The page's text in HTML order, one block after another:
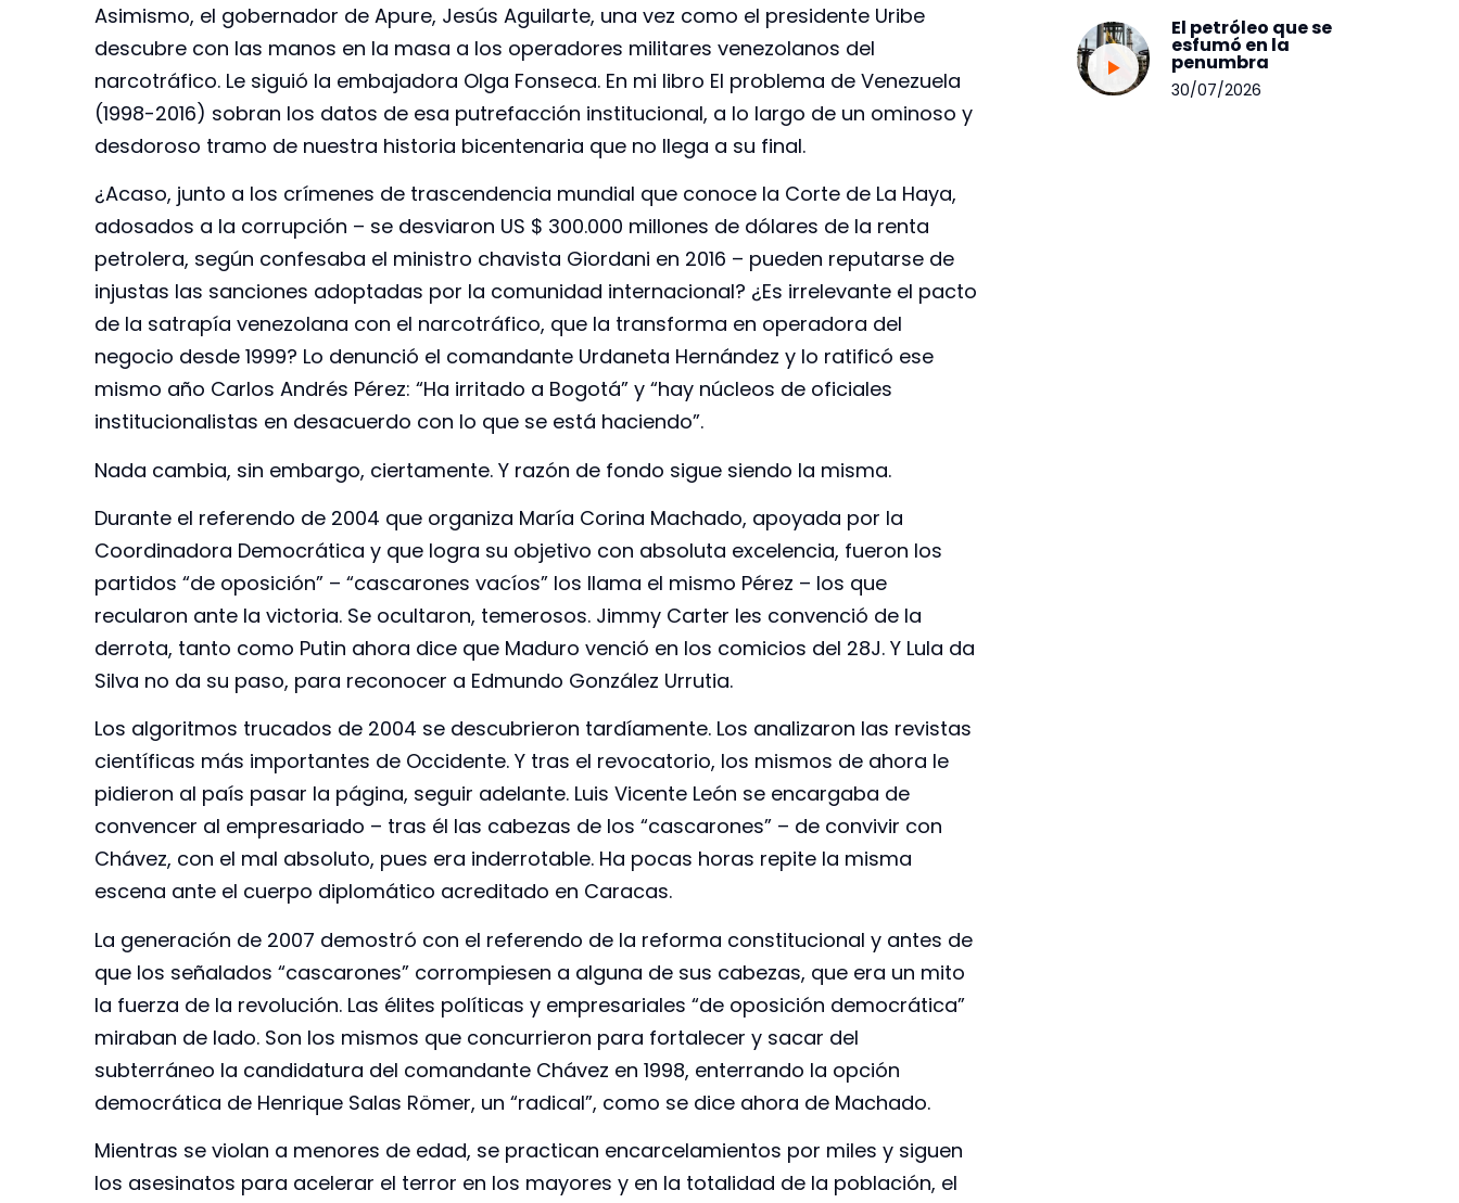
Asimismo, el gobernador de Apure, Jesús Aguilarte, una vez como el presidente Uribe
descubre con las manos en la masa a los operadores militares venezolanos del
narcotráfico. Le siguió la embajadora Olga Fonseca. En mi libro El problema de Venezuela
(1998-2016) sobran los datos de esa putrefacción institucional, a lo largo de un ominoso y
desdoroso tramo de nuestra historia bicentenaria que no llega a su final.
¿Acaso, junto a los crímenes de trascendencia mundial que conoce la Corte de La Haya,
adosados a la corrupción – se desviaron US $ 300.000 millones de dólares de la renta
petrolera, según confesaba el ministro chavista Giordani en 2016 – pueden reputarse de
injustas las sanciones adoptadas por la comunidad internacional? ¿Es irrelevante el pacto
de la satrapía venezolana con el narcotráfico, que la transforma en operadora del
negocio desde 1999? Lo denunció el comandante Urdaneta Hernández y lo ratificó ese
mismo año Carlos Andrés Pérez: “Ha irritado a Bogotá” y “hay núcleos de oficiales
institucionalistas en desacuerdo con lo que se está haciendo”.
Nada cambia, sin embargo, ciertamente. Y razón de fondo sigue siendo la misma.
Durante el referendo de 2004 que organiza María Corina Machado, apoyada por la
Coordinadora Democrática y que logra su objetivo con absoluta excelencia, fueron los
partidos “de oposición” – “cascarones vacíos” los llama el mismo Pérez – los que
recularon ante la victoria. Se ocultaron, temerosos. Jimmy Carter les convenció de la
derrota, tanto como Putin ahora dice que Maduro venció en los comicios del 28J. Y Lula da
Silva no da su paso, para reconocer a Edmundo González Urrutia.
Los algoritmos trucados de 2004 se descubrieron tardíamente. Los analizaron las revistas
científicas más importantes de Occidente. Y tras el revocatorio, los mismos de ahora le
pidieron al país pasar la página, seguir adelante. Luis Vicente León se encargaba de
convencer al empresariado – tras él las cabezas de los “cascarones” – de convivir con
Chávez, con el mal absoluto, pues era inderrotable. Ha pocas horas repite la misma
escena ante el cuerpo diplomático acreditado en Caracas.
La generación de 2007 demostró con el referendo de la reforma constitucional y antes de
que los señalados “cascarones” corrompiesen a alguna de sus cabezas, que era un mito
la fuerza de la revolución. Las élites políticas y empresariales “de oposición democrática”
miraban de lado. Son los mismos que concurrieron para fortalecer y sacar del
subterráneo la candidatura del comandante Chávez en 1998, enterrando la opción
democrática de Henrique Salas Römer, un “radical”, como se dice ahora de Machado.
Mientras se violan a menores de edad, se practican encarcelamientos por miles y siguen
los asesinatos para acelerar el terror en los mayores y en la totalidad de la población, el
El petróleo que se
esfumó en la
penumbra
30/07/2026